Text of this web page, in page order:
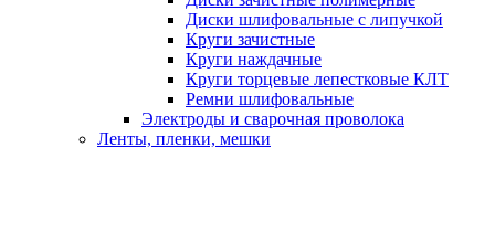
Диски шлифовальные с липучкой
Круги зачистные
Круги наждачные
Круги торцевые лепестковые КЛТ
Ремни шлифовальные
Электроды и сварочная проволока
Ленты, пленки, мешки